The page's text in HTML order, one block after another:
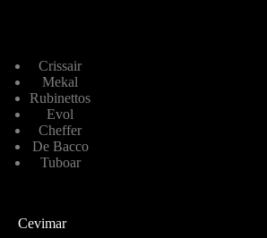
Crissair
Mekal
Rubinettos
Evol
Cheffer
De Bacco
Tuboar
Cevimar